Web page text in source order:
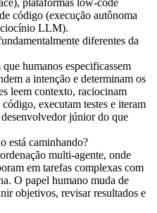
plataformas low-code
código (execução autônoma
LLM).
diferentes da
humanos especificassem
a intenção e determinam os
leem contexto, raciocinam
executam testes e iteram
júnior do que
está caminhando?
multi-agente, onde
em tarefas complexas com
O papel humano muda de
objetivos, revisar resultados e